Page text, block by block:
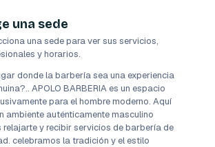
una sede
una sede para ver sus servicios,
y horarios.
donde la barbería sea una experiencia
APOLO BARBERIA es un espacio
para el hombre moderno. Aquí
ambiente auténticamente masculino
relajarte y recibir servicios de barbería de
celebramos la tradición y el estilo